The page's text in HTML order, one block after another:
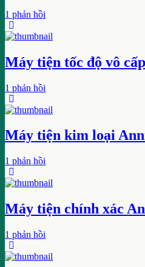
1 phản hồi
Máy tiện tốc độ vô
1 phản hồi
Máy tiện kim loại
1 phản hồi
Máy tiện chính xác
1 phản hồi